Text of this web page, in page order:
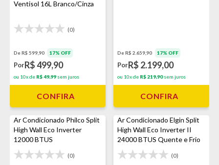
Ventisol 16L Branco/Cinza
(0)
De R$ 599,90 17% OFF
PorR$ 499,90
ou 10x de R$ 49,99 sem juros
CONFIRA
De R$ 2.659,90 17% OFF
PorR$ 2.199,00
ou 10x de R$ 219,90sem juros
CONFIRA
Ar Condicionado Philco Split
High Wall Eco Inverter
12000 BTUS
(0)
Ar Condicionado Elgin Split
High Wall Eco Inverter II
24000 BTUS Quente e Frio
(0)